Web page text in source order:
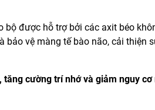
được hỗ trợ bởi các axit béo
bảo vệ màng tế bào não, cải thiện
cường trí nhớ và giảm nguy